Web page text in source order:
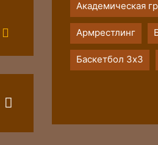
Академическая
Армрестлинг
Баскетбол 3х3